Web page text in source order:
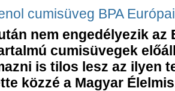
cumisüveg BPA
nem engedélyezik az
cumisüvegek
is tilos lesz az ilyen
közzé a Magyar